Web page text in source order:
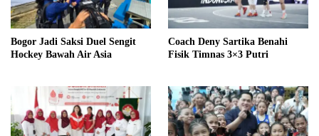
Bogor Jadi Saksi Duel Sengit
Hockey Bawah Air Asia
Coach Deny Sartika Benahi
Fisik Timnas 3×3 Putri